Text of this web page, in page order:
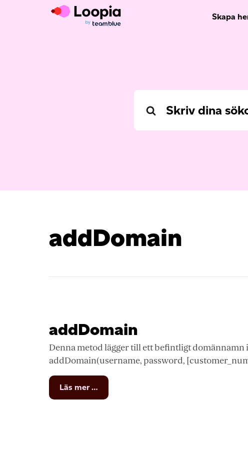
Skapa
Search
addDomain
addDomain
Denna metod lägger till ett befintligt domännamn
addDomain(username, password,
Läs mer …from
addDomain